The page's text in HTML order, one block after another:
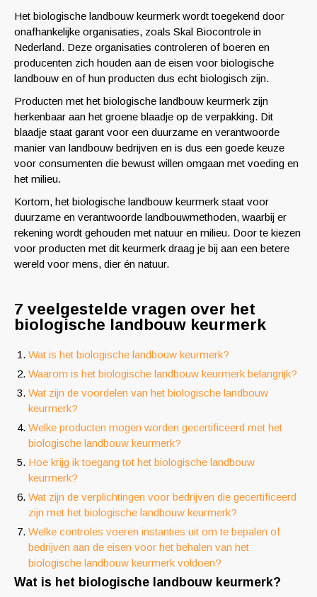
Het biologische landbouw keurmerk wordt toegekend door
onafhankelijke organisaties, zoals Skal Biocontrole in
Nederland. Deze organisaties controleren of boeren en
producenten zich houden aan de eisen voor biologische
landbouw en of hun producten dus echt biologisch zijn.
Producten met het biologische landbouw keurmerk zijn
herkenbaar aan het groene blaadje op de verpakking. Dit
blaadje staat garant voor een duurzame en verantwoorde
manier van landbouw bedrijven en is dus een goede keuze
voor consumenten die bewust willen omgaan met voeding en
het milieu.
Kortom, het biologische landbouw keurmerk staat voor
duurzame en verantwoorde landbouwmethoden, waarbij er
rekening wordt gehouden met natuur en milieu. Door te kiezen
voor producten met dit keurmerk draag je bij aan een betere
wereld voor mens, dier én natuur.
7 veelgestelde vragen over het
biologische landbouw keurmerk
Wat is het biologische landbouw keurmerk?
Waarom is het biologische landbouw keurmerk belangrijk?
Wat zijn de voordelen van het biologische landbouw
keurmerk?
Welke producten mogen worden gecertificeerd met het
biologische landbouw keurmerk?
Hoe krijg ik toegang tot het biologische landbouw
keurmerk?
Wat zijn de verplichtingen voor bedrijven die gecertificeerd
zijn met het biologische landbouw keurmerk?
Welke controles voeren instanties uit om te bepalen of
bedrijven aan de eisen voor het behalen van het
biologische landbouw keurmerk voldoen?
Wat is het biologische landbouw keurmerk?